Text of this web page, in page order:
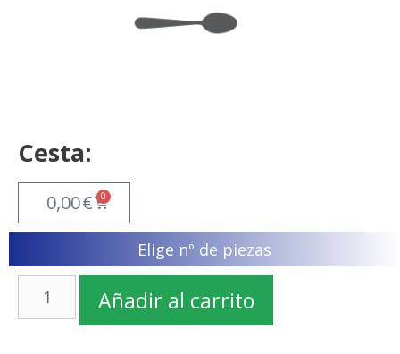
Cesta:
0,00€ 0
Elige nº de piezas
Añadir al carrito